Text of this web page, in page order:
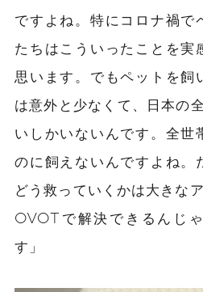
ですよね。特にコロナ禍で
たちはこういったことを実
思います。でもペットを飼
は意外と少なくて、日本の
いしかいないんです。全世
のに飼えないんですよね。
どう救っていくかは大きな
OVOTで解決できるんじ
す」